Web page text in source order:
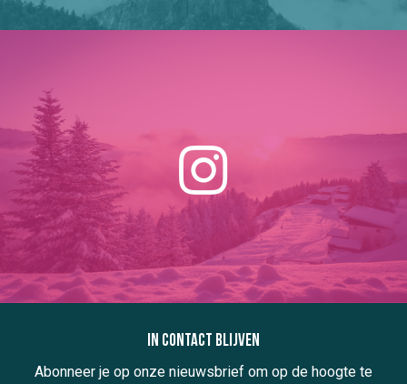
In contact blijven
Abonneer je op onze nieuwsbrief om op de hoogte te